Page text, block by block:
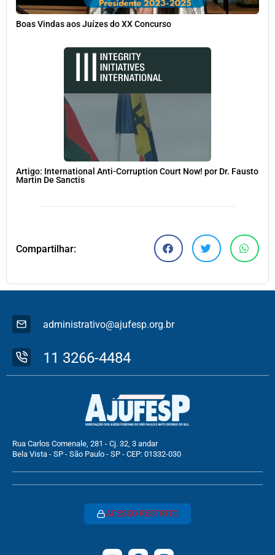
Boas Vindas aos Juízes do XX Concurso
Artigo: International Anti-Corruption Court Now! por Dr. Fausto
Martin De Sanctis
Compartilhar:
administrativo@ajufesp.org.br
11 3266-4484
Rua Carlos Comenale, 281 - Cj. 32, 3 andar
Bela Vista - SP - São Paulo - SP - CEP: 01332-030
ACESSO RESTRITO